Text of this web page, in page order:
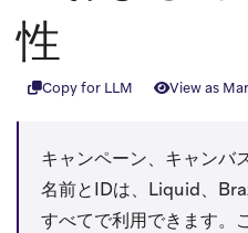
性
Copy for LLM View as
キャンペーン、キャンバ
名前とIDは、Liquid、
すべてで利用できます。